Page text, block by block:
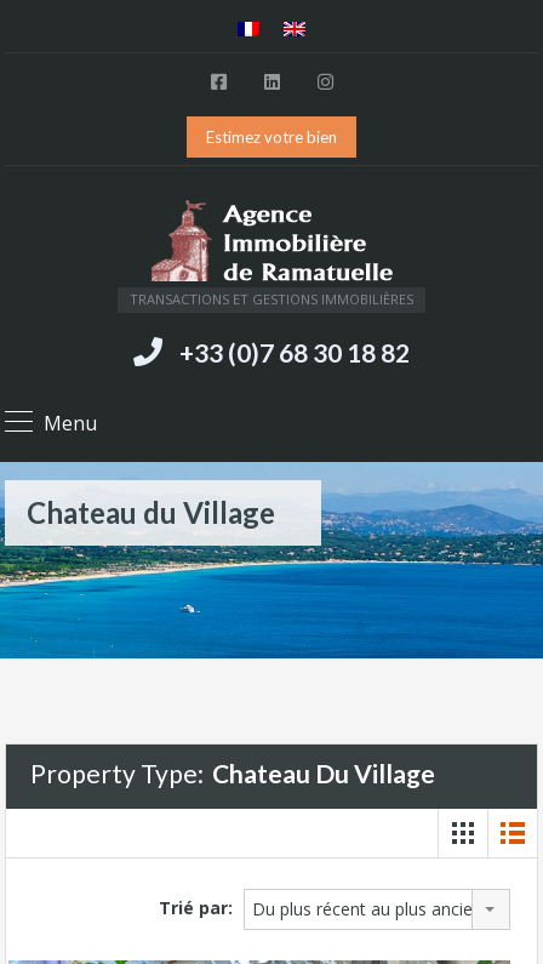
Estimez votre bien
TRANSACTIONS ET GESTIONS IMMOBILIÈRES
+33 (0)7 68 30 18 82
Menu
Chateau du Village
Property Type: Chateau Du Village
Trié par: Du plus récent au plus ancien